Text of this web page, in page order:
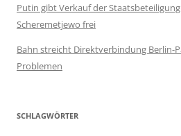
Putin gibt Verkauf der
Scheremetjewo frei
Bahn streicht Direktverbindung Berlin-
Problemen
SCHLAGWÖRTER